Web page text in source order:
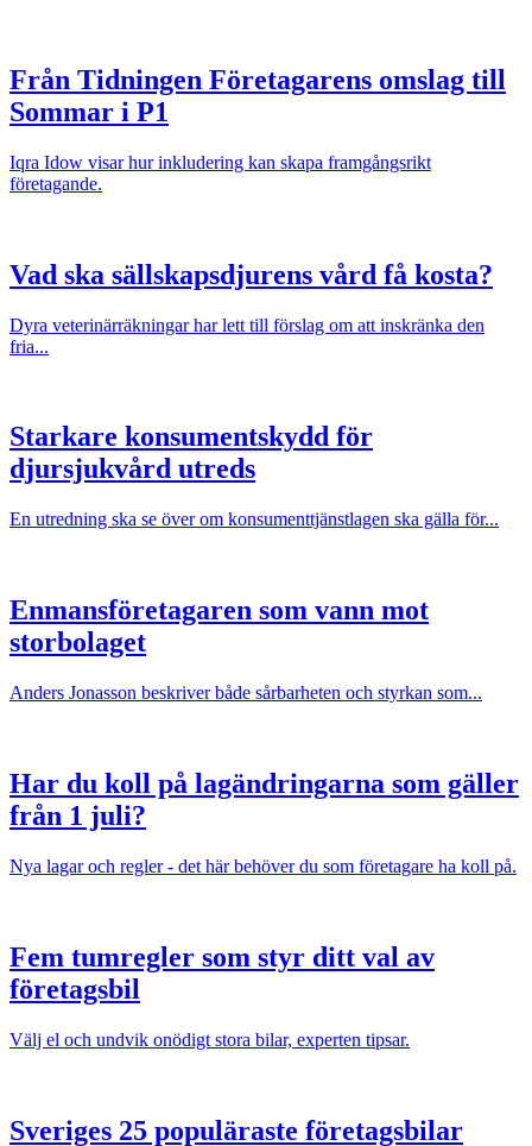
Från Tidningen Företagarens omslag till
Sommar i P1
Iqra Idow visar hur inkludering kan skapa framgångsrikt
företagande.
Vad ska sällskapsdjurens vård få kosta?
Dyra veterinärräkningar har lett till förslag om att inskränka den
fria...
Starkare konsumentskydd för
djursjukvård utreds
En utredning ska se över om konsumenttjänstlagen ska gälla för...
Enmansföretagaren som vann mot
storbolaget
Anders Jonasson beskriver både sårbarheten och styrkan som...
Har du koll på lagändringarna som gäller
från 1 juli?
Nya lagar och regler - det här behöver du som företagare ha koll på.
Fem tumregler som styr ditt val av
företagsbil
Välj el och undvik onödigt stora bilar, experten tipsar.
Sveriges 25 populäraste företagsbilar